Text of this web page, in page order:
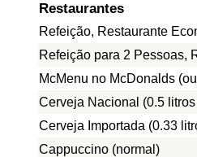
Restaurantes
Refeição, Restaurante
Refeição para 2 Pessoas,
McMenu no McDonalds
Cerveja Nacional (0.5
Cerveja Importada (0.33
Cappuccino (normal)